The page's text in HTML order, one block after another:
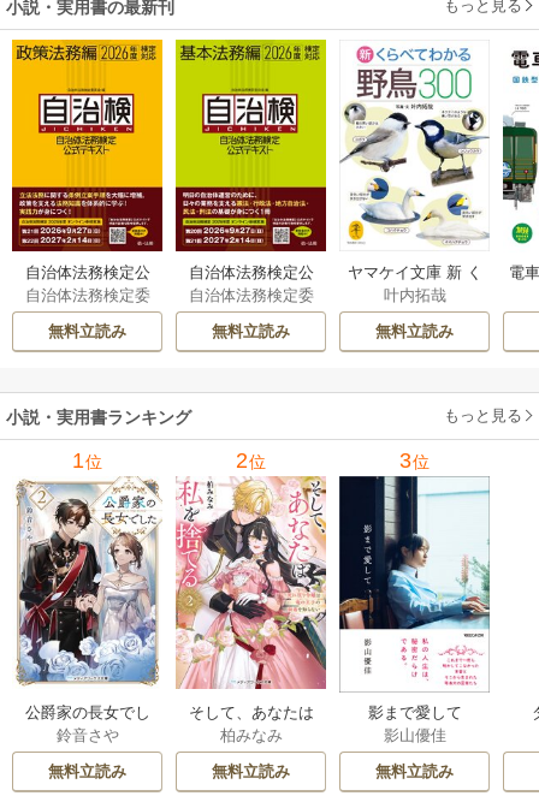
小説・実用書の最新刊 もっと見る
自治体法務検定公
式テキスト 政策
法務編 ２０２６
年度検定対応 1巻
自治体法務検定委
員会
無料立読み
自治体法務検定公
式テキスト 基本
法務編 ２０２６
年度検定対応 1巻
自治体法務検定委
員会
無料立読み
ヤマケイ文庫 新 く
らべてわかる野鳥3
00 1巻
叶内拓哉
無料立読み
電
小説・実用書ランキング もっと見る
1位
公爵家の長女でし
た
鈴音さや
無料立読み
2位
そして、あなたは
私を捨てる
柏みなみ
無料立読み
3位
影まで愛して
影山優佳
無料立読み